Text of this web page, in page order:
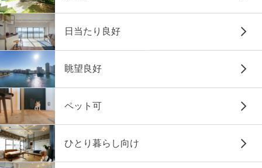
日当たり良好
眺望良好
ペット可
ひとり暮らし向け